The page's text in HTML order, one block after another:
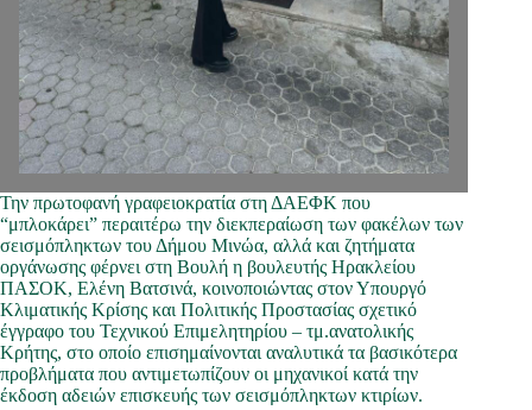
Την πρωτοφανή γραφειοκρατία στη ΔΑΕΦΚ που
“μπλοκάρει” περαιτέρω την διεκπεραίωση των φακέλων των
σεισμόπληκτων του Δήμου Μινώα, αλλά και ζητήματα
οργάνωσης φέρνει στη Βουλή η βουλευτής Ηρακλείου
ΠΑΣΟΚ, Ελένη Βατσινά, κοινοποιώντας στον Υπουργό
Κλιματικής Κρίσης και Πολιτικής Προστασίας σχετικό
έγγραφο του Τεχνικού Επιμελητηρίου – τμ.ανατολικής
Κρήτης, στο οποίο επισημαίνονται αναλυτικά τα βασικότερα
προβλήματα που αντιμετωπίζουν οι μηχανικοί κατά την
έκδοση αδειών επισκευής των σεισμόπληκτων κτιρίων.